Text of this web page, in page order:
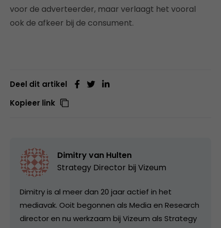
voor de adverteerder, maar verlaagt het vooral
ook de afkeer bij de consument.
Deel dit artikel
Kopieer link
Dimitry van Hulten
Strategy Director bij Vizeum
Dimitry is al meer dan 20 jaar actief in het
mediavak. Ooit begonnen als Media en Research
director en nu werkzaam bij Vizeum als Strategy